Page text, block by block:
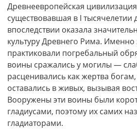
Древнеевропейская цивилизация
существовавшая в I тысячелетии
впоследствии оказала
культуру Древнего Рима. Именно
практиковали погребальный
воины сражались у могилы —
расценивались как жертва
оставались в живых, вызывая
Вооружены эти воины были
гладиусами, поэтому их самих
гладиаторами.